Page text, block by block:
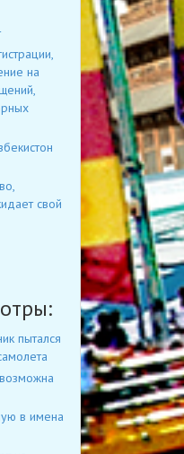
на
свой
пытался
в имена